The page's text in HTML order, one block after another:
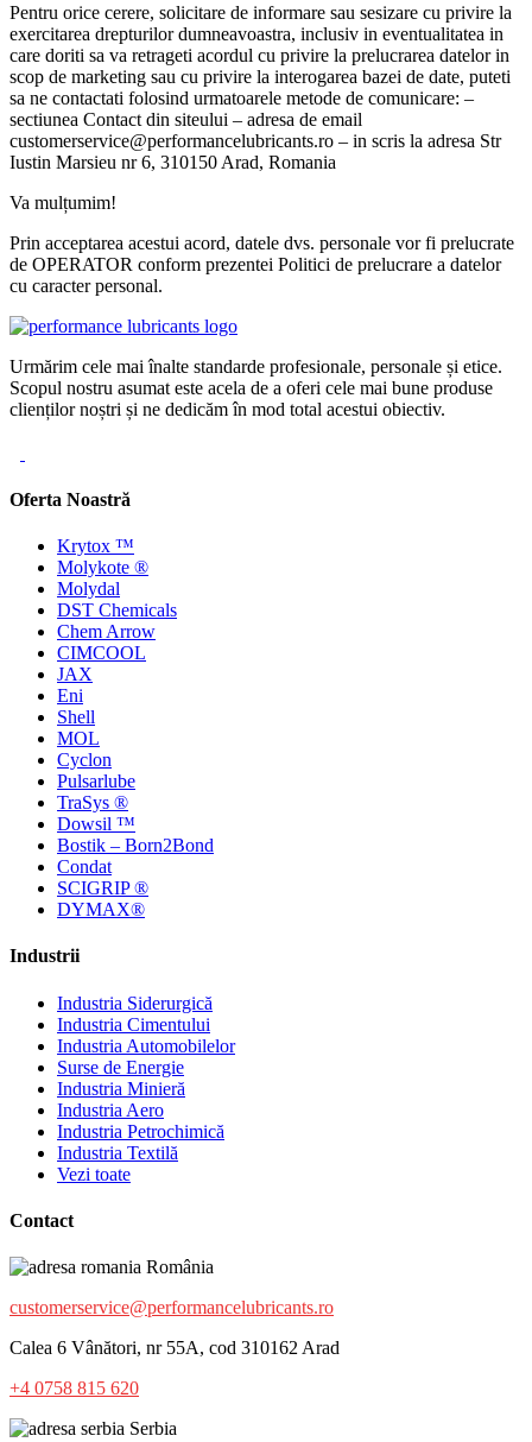
Pentru orice cerere, solicitare de informare sau sesizare cu privire la
exercitarea drepturilor dumneavoastra, inclusiv in eventualitatea in
care doriti sa va retrageti acordul cu privire la prelucrarea datelor in
scop de marketing sau cu privire la interogarea bazei de date, puteti
sa ne contactati folosind urmatoarele metode de comunicare: –
sectiunea Contact din siteului – adresa de email
customerservice@performancelubricants.ro – in scris la adresa Str
Iustin Marsieu nr 6, 310150 Arad, Romania
Va mulțumim!
Prin acceptarea acestui acord, datele dvs. personale vor fi prelucrate
de OPERATOR conform prezentei Politici de prelucrare a datelor
cu caracter personal.
Urmărim cele mai înalte standarde profesionale, personale și etice.
Scopul nostru asumat este acela de a oferi cele mai bune produse
clienților noștri și ne dedicăm în mod total acestui obiectiv.
Oferta Noastră
Krytox ™
Molykote ®
Molydal
DST Chemicals
Chem Arrow
CIMCOOL
JAX
Eni
Shell
MOL
Cyclon
Pulsarlube
TraSys ®
Dowsil ™
Bostik – Born2Bond
Condat
SCIGRIP ®
DYMAX®
Industrii
Industria Siderurgică
Industria Cimentului
Industria Automobilelor
Surse de Energie
Industria Minieră
Industria Aero
Industria Petrochimică
Industria Textilă
Vezi toate
Contact
România
customerservice@performancelubricants.ro
Calea 6 Vânători, nr 55A, cod 310162 Arad
+4 0758 815 620
Serbia